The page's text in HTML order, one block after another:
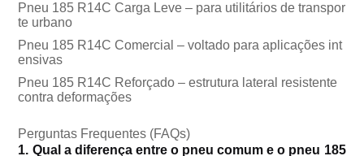
Pneu 185 R14C Carga Leve – para utilitários de transpor
te urbano
Pneu 185 R14C Comercial – voltado para aplicações int
ensivas
Pneu 185 R14C Reforçado – estrutura lateral resistente
contra deformações
Perguntas Frequentes (FAQs)
1. Qual a diferença entre o pneu comum e o pneu 185